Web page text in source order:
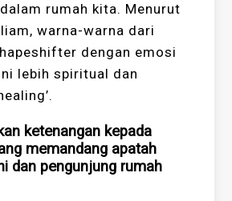
rumah kita. Menurut
warna-warna dari
dengan emosi
ini lebih spiritual dan
ketenangan kepada
memandang apatah
dan pengunjung rumah